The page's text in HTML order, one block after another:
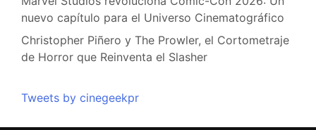
nuevo capítulo para el Universo Cinematográfico
Christopher Piñero y The Prowler, el Cortometraje
de Horror que Reinventa el Slasher
Tweets by cinegeekpr